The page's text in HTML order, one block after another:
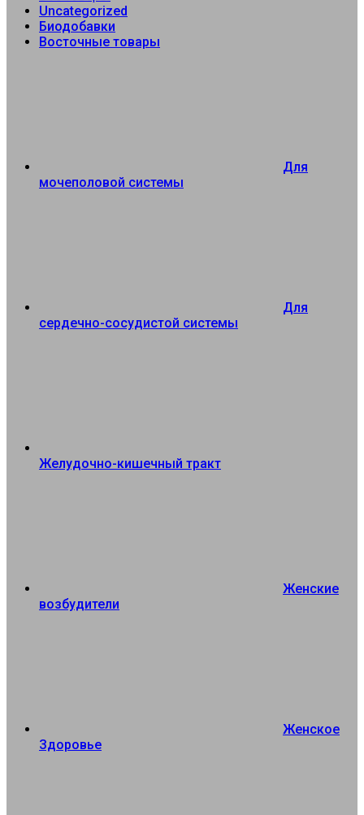
Uncategorized
Биодобавки
Восточные товары
Для
мочеполовой системы
Для
сердечно-сосудистой системы
Желудочно-кишечный тракт
Женские
возбудители
Женское
Здоровье